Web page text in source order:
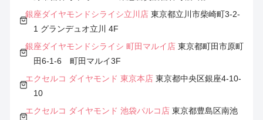
銀座ダイヤモンドシライシ立川店 東京都立川市柴崎町3-2-
1 グランデュオ立川 4F
銀座ダイヤモンドシライシ 町田マルイ店 東京都町田市原町
田6-1-6 町田マルイ3F
エクセルコ ダイヤモンド 東京本店 東京都中央区銀座4-10-
10
エクセルコ ダイヤモンド 池袋パルコ店 東京都豊島区南池